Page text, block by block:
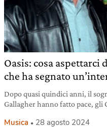
Oasis: cosa aspettarci
che ha segnato
Dopo quasi quindici anni, il
Gallagher hanno fatto pace, gli
Musica 28 agosto 2024